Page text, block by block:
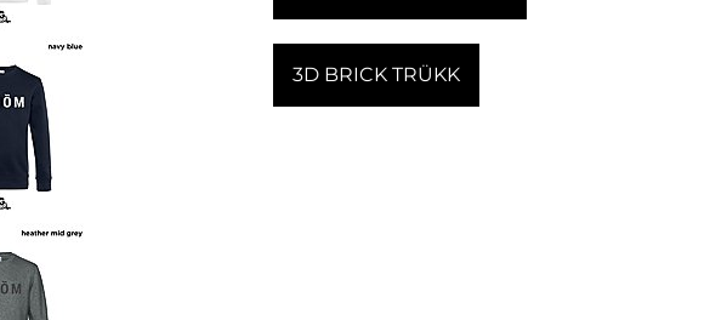
3D BRICK TRÜKK